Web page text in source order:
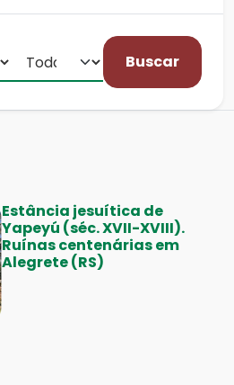
Buscar
Estância jesuítica de
Yapeyú (séc. XVII-XVIII).
Ruínas centenárias em
Alegrete (RS)